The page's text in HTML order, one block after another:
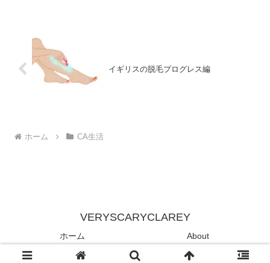
イギリスの脱毛プログレス編
ホーム CA生活
VERYSCARYCLAREY
ホーム About
© 2020 VERYSCARYCLAREY.